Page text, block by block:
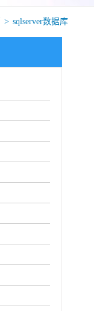
> sqlserver数据库